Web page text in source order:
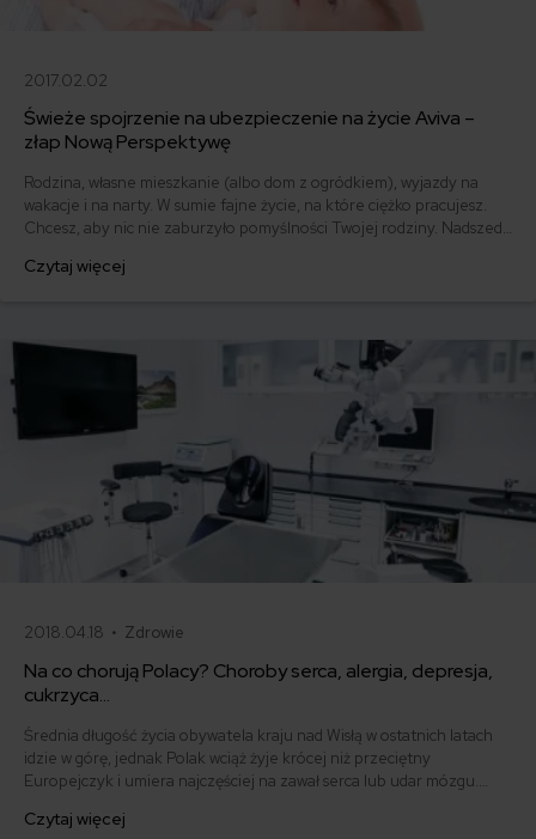
2017.02.02
Świeże spojrzenie na ubezpieczenie na życie Aviva –
złap Nową Perspektywę
Rodzina, własne mieszkanie (albo dom z ogródkiem), wyjazdy na
wakacje i na narty. W sumie fajne życie, na które ciężko pracujesz.
Chcesz, aby nic nie zaburzyło pomyślności Twojej rodziny. Nadszedł
bliskich. Aviva pomaga Ci spojrzeć na ubezpieczenie na życie z
Czytaj więcej
2018.04.18 • Zdrowie
Na co chorują Polacy? Choroby serca, alergia, depresja,
cukrzyca…
Średnia długość życia obywatela kraju nad Wisłą w ostatnich latach
idzie w górę, jednak Polak wciąż żyje krócej niż przeciętny
Europejczyk i umiera najczęściej na zawał serca lub udar mózgu.
profilaktyka. Na co jeszcze chorują Polacy? Choroby serca, alergia,
Czytaj więcej